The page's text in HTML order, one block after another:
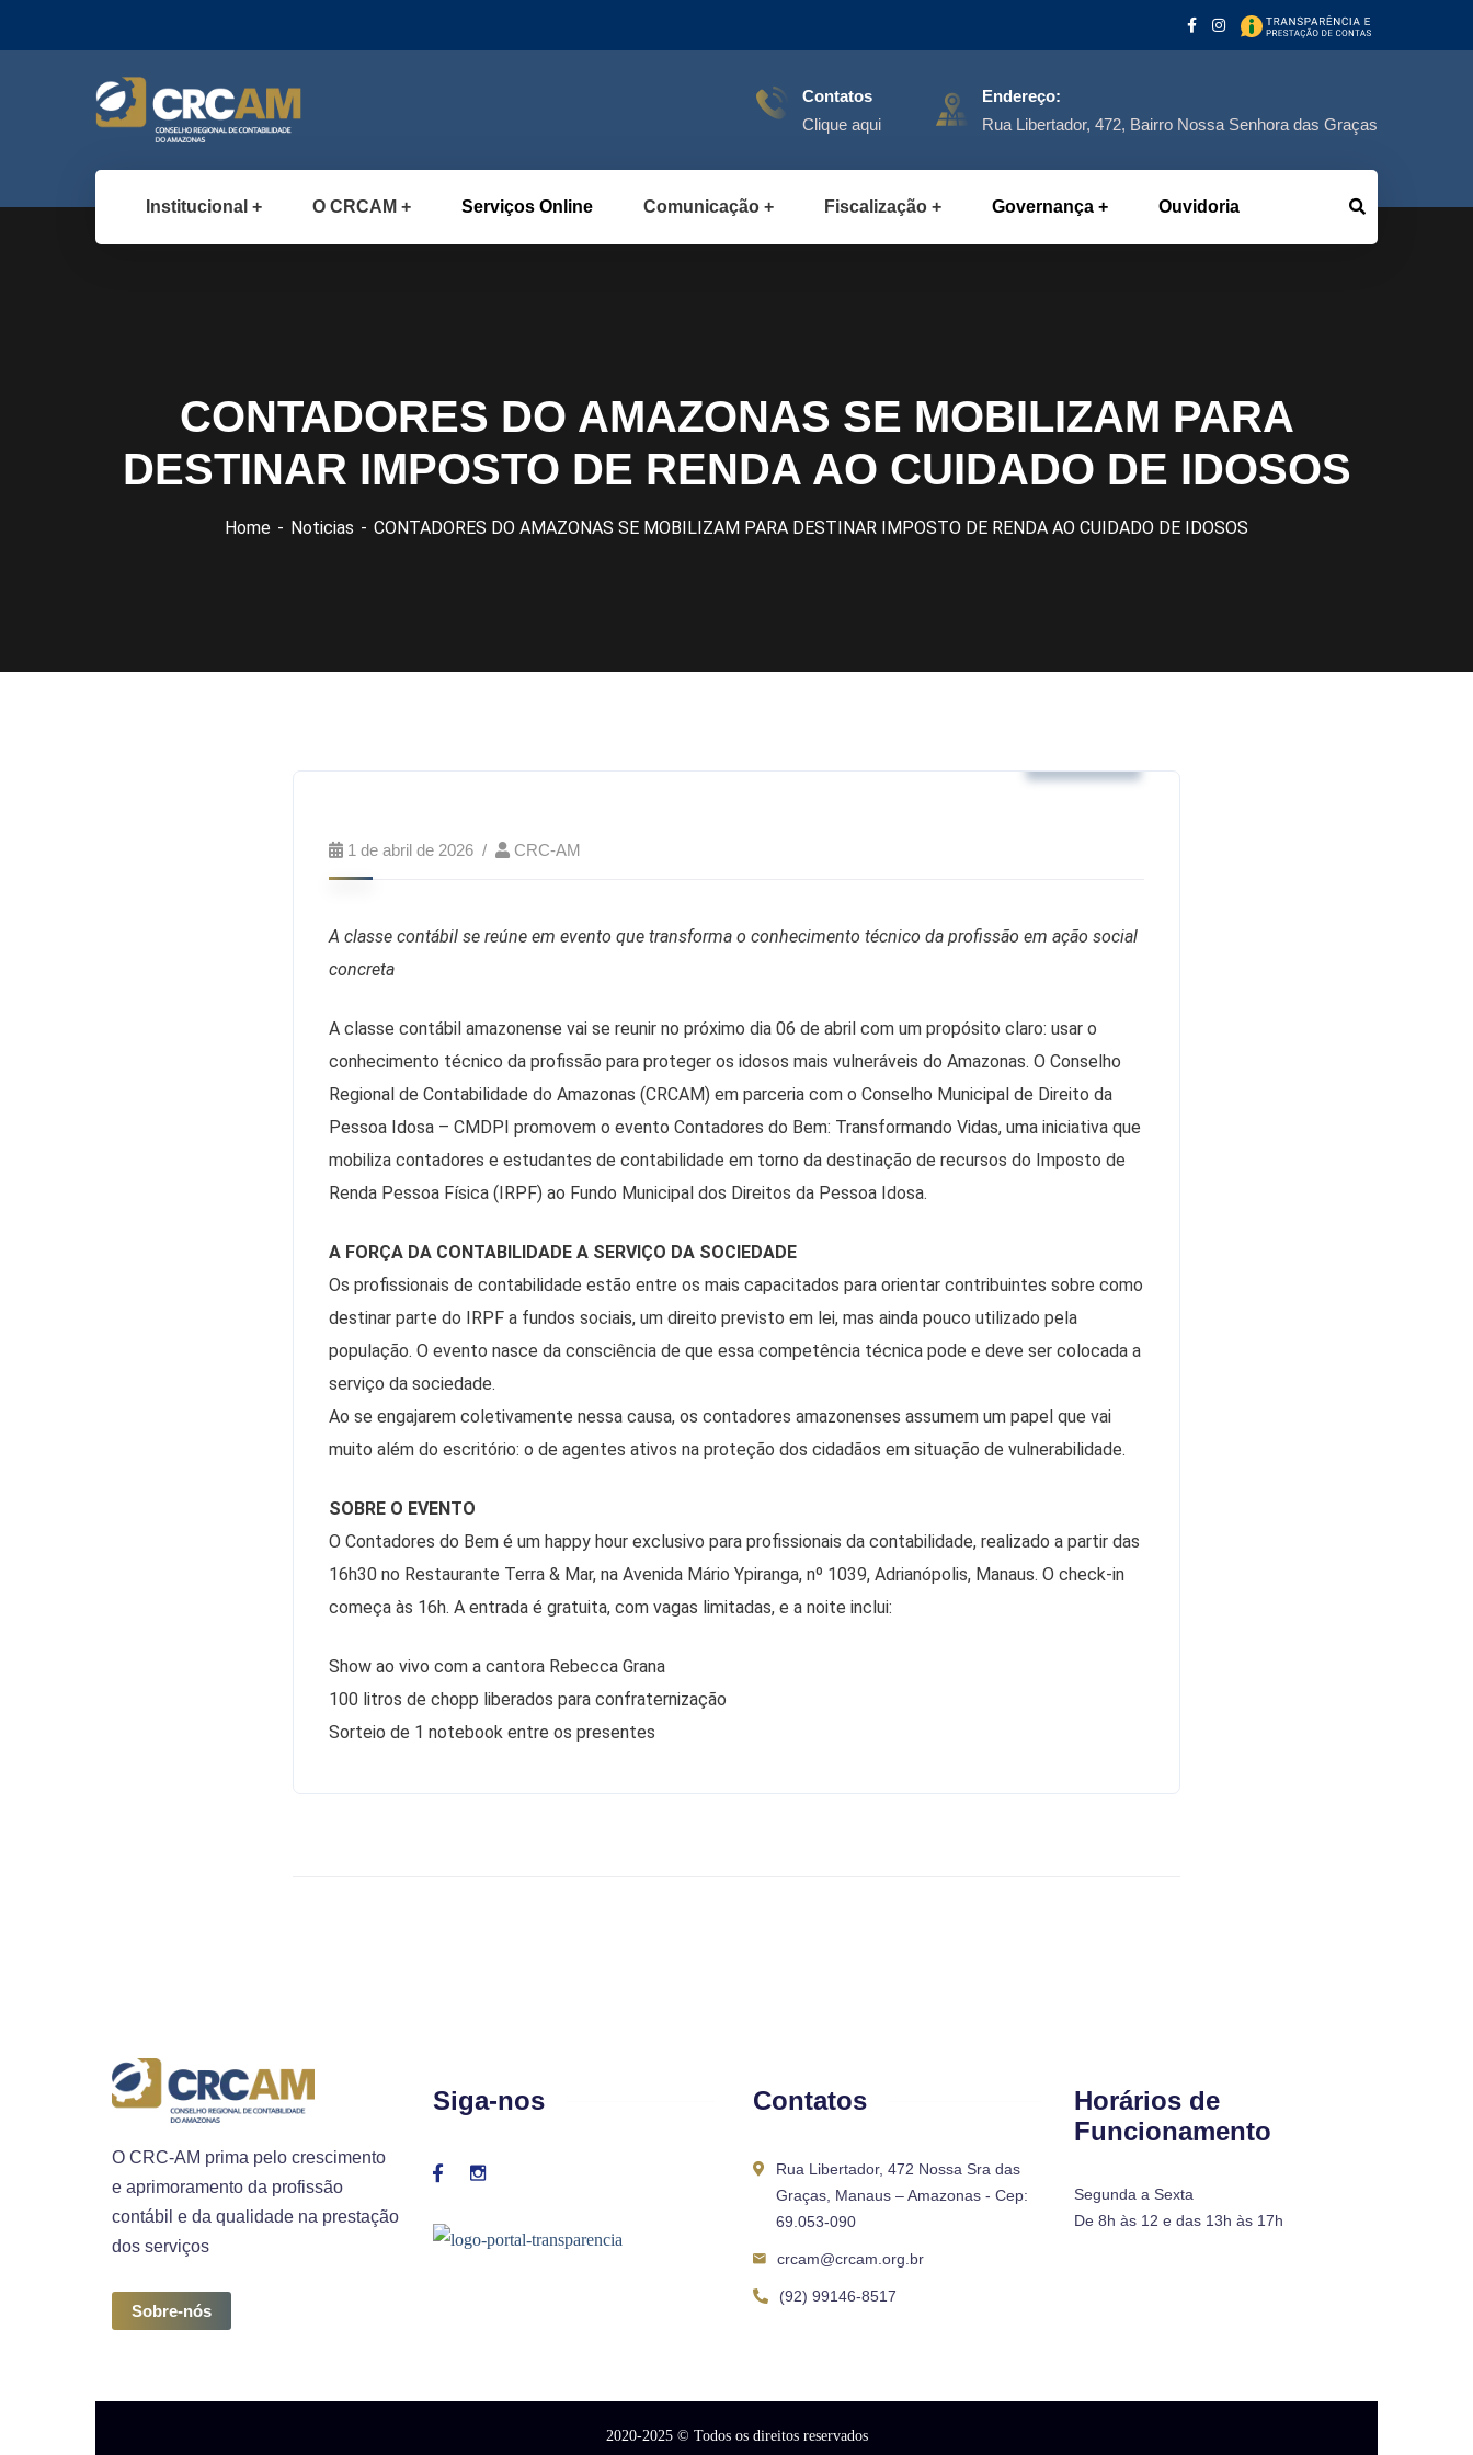
Contatos
Clique aqui
Endereço:
Rua Libertador, 472, Bairro Nossa Senhora das Graças
Institucional O CRCAM Serviços Online Comunicação Fiscalização Governança Ouvidoria
CONTADORES DO AMAZONAS SE MOBILIZAM PARA
DESTINAR IMPOSTO DE RENDA AO CUIDADO DE IDOSOS
Home Noticias CONTADORES DO AMAZONAS SE MOBILIZAM PARA DESTINAR IMPOSTO DE RENDA AO CUIDADO DE IDOSOS
1 de abril de 2026 CRC-AM
A classe contábil se reúne em evento que transforma o conhecimento técnico da profissão em ação social
concreta
A classe contábil amazonense vai se reunir no próximo dia 06 de abril com um propósito claro: usar o
conhecimento técnico da profissão para proteger os idosos mais vulneráveis do Amazonas. O Conselho
Regional de Contabilidade do Amazonas (CRCAM) em parceria com o Conselho Municipal de Direito da
Pessoa Idosa – CMDPI promovem o evento Contadores do Bem: Transformando Vidas, uma iniciativa que
mobiliza contadores e estudantes de contabilidade em torno da destinação de recursos do Imposto de
Renda Pessoa Física (IRPF) ao Fundo Municipal dos Direitos da Pessoa Idosa.
A FORÇA DA CONTABILIDADE A SERVIÇO DA SOCIEDADE
Os profissionais de contabilidade estão entre os mais capacitados para orientar contribuintes sobre como
destinar parte do IRPF a fundos sociais, um direito previsto em lei, mas ainda pouco utilizado pela
população. O evento nasce da consciência de que essa competência técnica pode e deve ser colocada a
serviço da sociedade.
Ao se engajarem coletivamente nessa causa, os contadores amazonenses assumem um papel que vai
muito além do escritório: o de agentes ativos na proteção dos cidadãos em situação de vulnerabilidade.
SOBRE O EVENTO
O Contadores do Bem é um happy hour exclusivo para profissionais da contabilidade, realizado a partir das
16h30 no Restaurante Terra & Mar, na Avenida Mário Ypiranga, nº 1039, Adrianópolis, Manaus. O check-in
começa às 16h. A entrada é gratuita, com vagas limitadas, e a noite inclui:
Show ao vivo com a cantora Rebecca Grana
100 litros de chopp liberados para confraternização
Sorteio de 1 notebook entre os presentes
O CRC-AM prima pelo crescimento
e aprimoramento da profissão
contábil e da qualidade na prestação
dos serviços
Sobre-nós
Siga-nos Contatos
Rua Libertador, 472 Nossa Sra das
Graças, Manaus – Amazonas - Cep:
69.053-090
crcam@crcam.org.br
(92) 99146-8517
Horários de
Funcionamento
Segunda a Sexta
De 8h às 12 e das 13h às 17h
2020-2025© Todos os direitos reservados